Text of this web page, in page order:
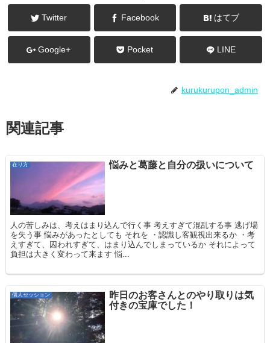
Twitter Facebook はてブ
Google+ Pocket LINE
kurukurupon_admin
関連記事
在り方 悩みと葛藤と自分の扱いについて
人の苦しみは、考えはまり込んで行く事 考えすぎて混乱する事 逃げ場
を失う事 悩みがあったとしても それを ・認識し客観視出来るか ・考
えすぎて、囚われすぎて、はまり込んでしまっているか それによって
負担は大きく変わって来ます 悩...
個人セッション
昨日のお客さんとのやり取りは気
付きの宝庫でした！